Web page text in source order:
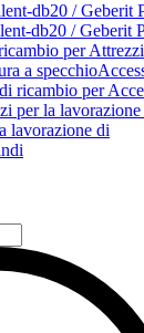
db20 / Geberit
db20 / Geberit
per
a specchio
ricambio per
per la
lavorazione di